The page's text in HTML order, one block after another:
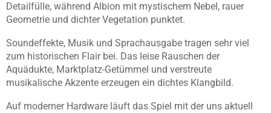
Detailfülle, während Albion mit mystischem Nebel, rauer
Geometrie und dichter Vegetation punktet.
Soundeffekte, Musik und Sprachausgabe tragen sehr viel
zum historischen Flair bei. Das leise Rauschen der
Aquädukte, Marktplatz-Getümmel und verstreute
musikalische Akzente erzeugen ein dichtes Klangbild.
Auf moderner Hardware läuft das Spiel mit der uns aktuell